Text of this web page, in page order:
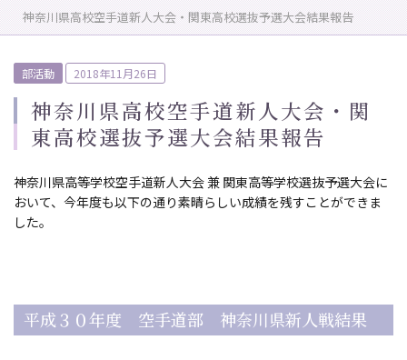
神奈川県高校空手道新人大会・関東高校選抜予選大会結果報告
部活動
s
t
e
d
o
n
2018年11月26日
神奈川県高校空手道新人大会・関
東高校選抜予選大会結果報告
神奈川県高等学校空手道新人大会 兼 関東高等学校選抜予選大会に
おいて、今年度も以下の通り素晴らしい成績を残すことができま
した。
平成３０年度 空手道部 神奈川県新人戦結果